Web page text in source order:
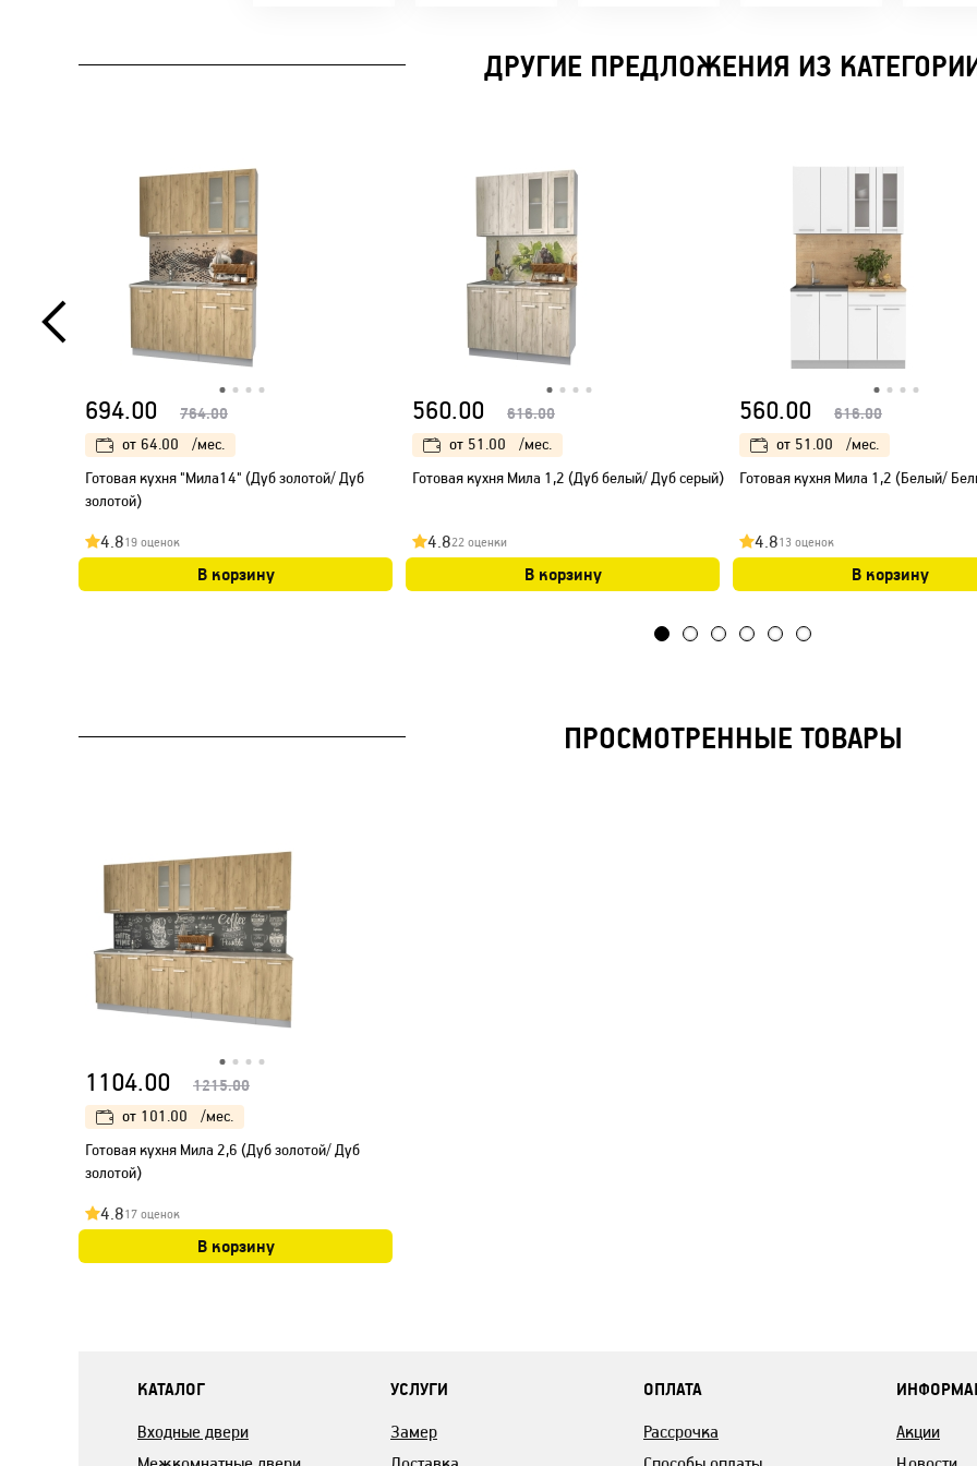
ДРУГИЕ ПРЕДЛОЖЕНИЯ ИЗ
694.00 764.00
от 64.00
/мес.
Готовая кухня "Мила14" (Дуб золотой/ Дуб
золотой)
4.819 оценок
В корзину
560.00 616.00
от 51.00
/мес.
Готовая кухня Мила 1,2 (Дуб белый/ Дуб серый)
4.822 оценки
В корзину
560.00 616.00
от 51.00
/мес.
Готовая кухня Мила 1,2 (Белый/
4.813 оценок
В корзину
ПРОСМОТРЕННЫЕ ТОВАРЫ
1104.00 1215.00
от 101.00
/мес.
Готовая кухня Мила 2,6 (Дуб золотой/ Дуб
золотой)
4.817 оценок
В корзину
КАТАЛОГ
Входные двери
УСЛУГИ
Замер
ОПЛАТА
Рассрочка
Акции